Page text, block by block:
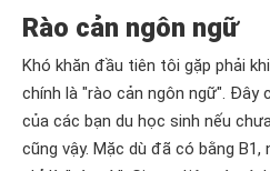
Rào cản ngôn ngữ
Khó khăn đầu tiên tôi gặp phải
chính là "rào cản ngôn ngữ". Đây
của các bạn du học sinh nếu
cũng vậy. Mặc dù đã có bằng